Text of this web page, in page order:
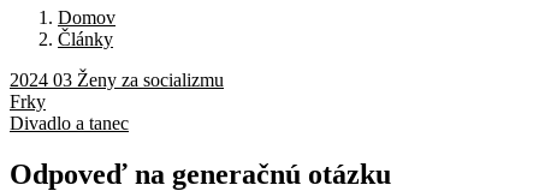
Domov
Články
2024 03 Ženy za socializmu
Frky
Divadlo a tanec
Odpoveď na generačnú otázku